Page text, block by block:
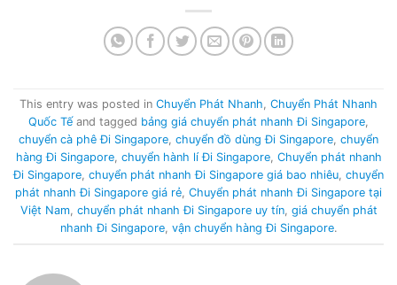
This entry was posted in Chuyển Phát Nhanh Chuyển Phát Nhanh
Quốc Tếand tagged bảng giá chuyển phát nhanh Đi Singapore
chuyển cà phê Đi Singapore chuyển đồ dùng Đi Singapore chuyển
hàng Đi Singapore, chuyển hành lí Đi Singapore, Chuyển phát nhanh
Đi Singapore chuyển phát nhanh Đi Singapore giá bao nhiêu chuyển
phát nhanh Đi Singapore giá rẻ Chuyển phát nhanh Đi Singapore tại
Việt Nam, chuyển phát nhanh Đi Singapore uy tín, giá chuyển phát
nhanh Đi Singapore, vận chuyển hàng Đi Singapore.